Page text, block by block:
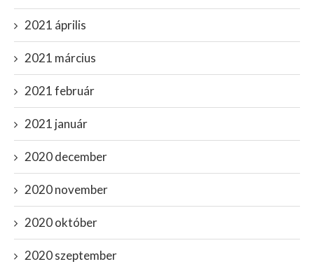
2021 április
2021 március
2021 február
2021 január
2020 december
2020 november
2020 október
2020 szeptember